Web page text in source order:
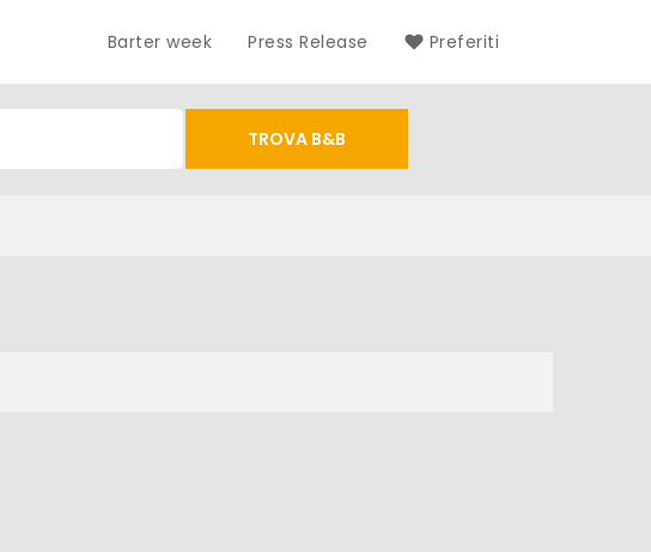
Barter week Press Release Preferiti